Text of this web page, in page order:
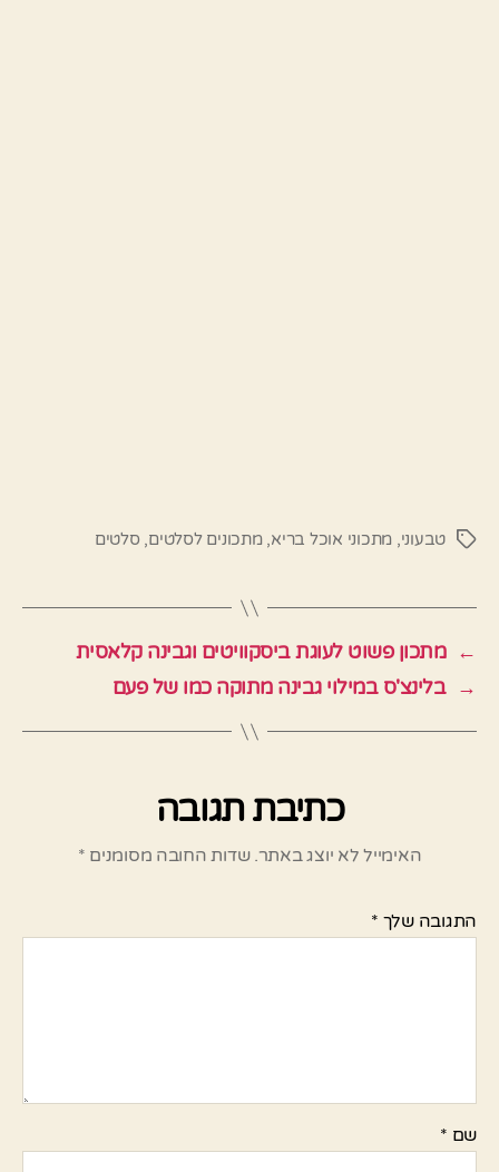
תגיותטבעוני, מתכוני אוכל בריא,מתכונים לסלטים, סלטים
← מתכון פשוט לעוגת ביסקוויטים וגבינה קלאסית
→ בלינצ'ס במילוי גבינה מתוקה כמו של פעם
כתיבת תגובה
האימייל לא יוצג באתר. שדות החובה מסומנים *
התגובה שלך *
שם *